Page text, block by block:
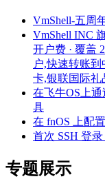
VmShell-五周
VmShell INC
开户费 · 覆盖
户,快速转账
卡,银联国际礼
在飞牛OS上通
具
在 fnOS 上配
首次 SSH 登
专题展示